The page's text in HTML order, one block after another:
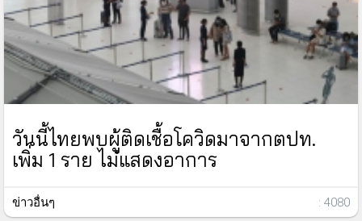
วันนี้ไทยพบผู้ติดเชื้อโควิดมาจากตปท.
เพิ่ม 1 ราย ไม่แสดงอาการ
ข่าวอื่นๆ : 4080